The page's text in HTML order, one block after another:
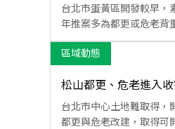
台北市蛋黃區開發較早，
年推案多為都更或危老背
區域動態
松山都更、危老進入
台北市中心土地難取得，
都更與危老改建，取得可